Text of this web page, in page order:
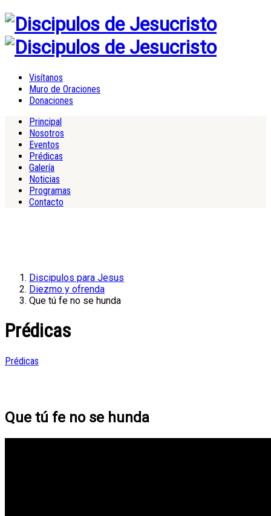
Visítanos
Muro de Oraciones
Donaciones
Principal
Nosotros
Eventos
Prédicas
Galería
Noticias
Programas
Contacto
Discipulos para Jesus
Diezmo y ofrenda
Que tú fe no se hunda
Prédicas
Prédicas
Que tú fe no se hunda